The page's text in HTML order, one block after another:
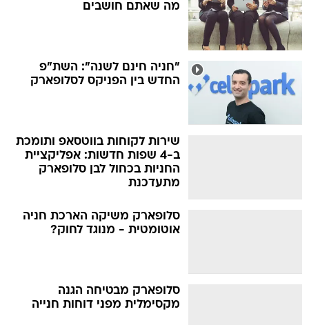
מה שאתם חושבים
"חניה חינם לשנה": השת"פ
החדש בין הפניקס לסלופארק
שירות לקוחות בווטסאפ ותומכת
ב-4 שפות חדשות: אפליקציית
החניות בכחול לבן סלופארק
מתעדכנת
סלופארק משיקה הארכת חניה
אוטומטית - מנוגד לחוק?
סלופארק מבטיחה הגנה
מקסימלית מפני דוחות חנייה